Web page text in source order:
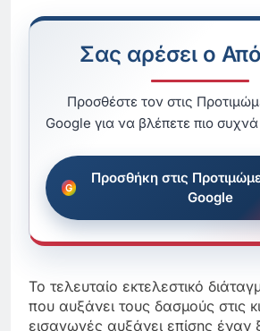
Σας αρέσει ο
Προσθέστε τον στις
Google για να βλέπετε πιο
Προσθήκη στις
Google
Το τελευταίο εκτελεστικό
που αυξάνει τους δασμούς στις
εισαγωγές αυξάνει επίσης έναν